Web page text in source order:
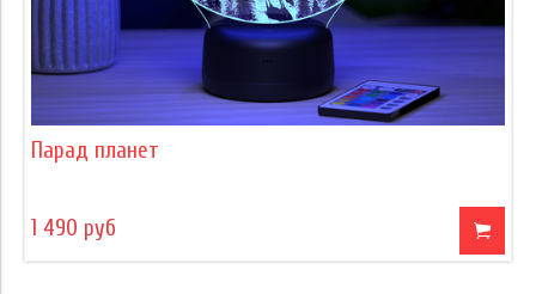
Парад планет
1 490 руб